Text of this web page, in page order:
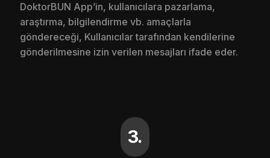
DoktorBUN App’in, kullanıcılara pazarlama,
araştırma, bilgilendirme vb. amaçlarla
göndereceği, Kullanıcılar tarafından kendilerine
gönderilmesine izin verilen mesajları ifade eder.
3.